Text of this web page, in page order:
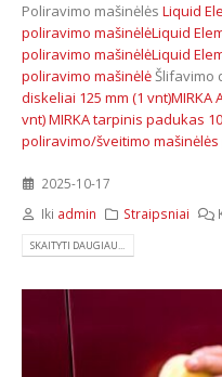
Poliravimo mašinėlės Liquid
poliravimo mašinėlėLiquid
poliravimo mašinėlėLiquid
poliravimo mašinėlėŠlifavimo
diskeliai 125 mm (1 vnt)MIRKA
vnt)MIRKA tarpinis padukas
poliravimo/šveitimo mašinėlės
2025-10-17
Iki admin Straipsniai
SKAITYTI DAUGIAU...